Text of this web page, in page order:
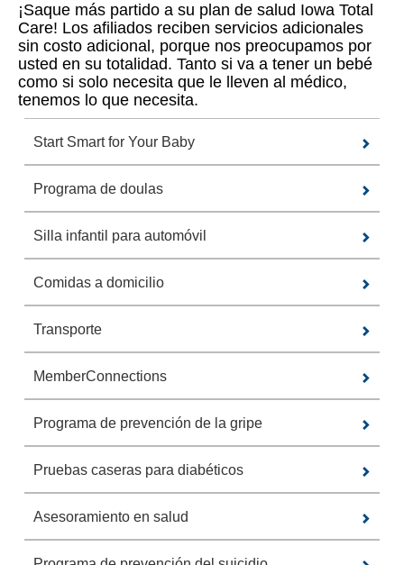
¡Saque más partido a su plan de salud Iowa Total
Care! Los afiliados reciben servicios adicionales
sin costo adicional, porque nos preocupamos por
usted en su totalidad. Tanto si va a tener un bebé
como si solo necesita que le lleven al médico,
tenemos lo que necesita.
Start Smart for Your Baby
Programa de doulas
Silla infantil para automóvil
Comidas a domicilio
Transporte
MemberConnections
Programa de prevención de la gripe
Pruebas caseras para diabéticos
Asesoramiento en salud